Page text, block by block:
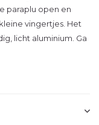
paraplu open en
vingertjes. Het
licht aluminium. Ga